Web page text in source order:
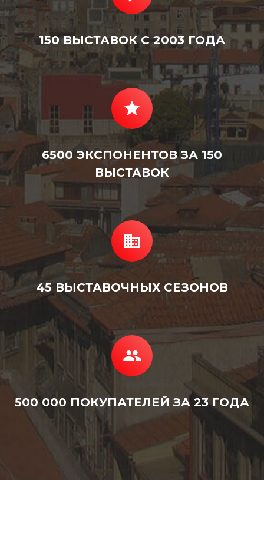
150 ВЫСТАВОК С 2003 ГОДА
6500 ЭКСПОНЕНТОВ ЗА 150
ВЫСТАВОК
45 ВЫСТАВОЧНЫХ СЕЗОНОВ
500 000 ПОКУПАТЕЛЕЙ ЗА 23 ГОДА